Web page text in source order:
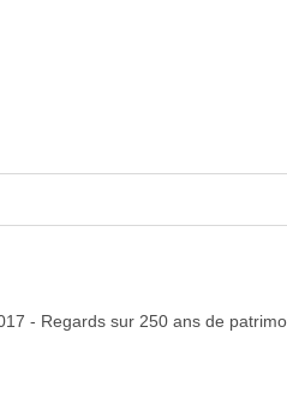
- Regards sur 250 ans de